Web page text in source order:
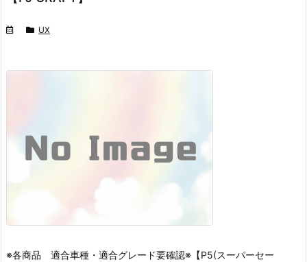
UX
※各商品 適合車種・適合グレード要確認※ 【P5(スーパーセー